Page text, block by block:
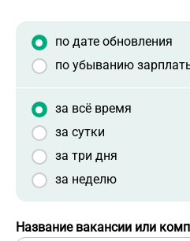
Название вакансии или
по дате обновления
по убыванию
за всё время
за сутки
за три дня
за неделю